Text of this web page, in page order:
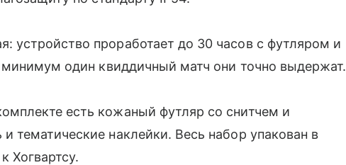
устройство проработает до 30 часов с футляром и
минимум один квиддичный матч они точно выдержат.
есть кожаный футляр со снитчем и
тематические наклейки. Весь набор упакован в
Хогвартсу.